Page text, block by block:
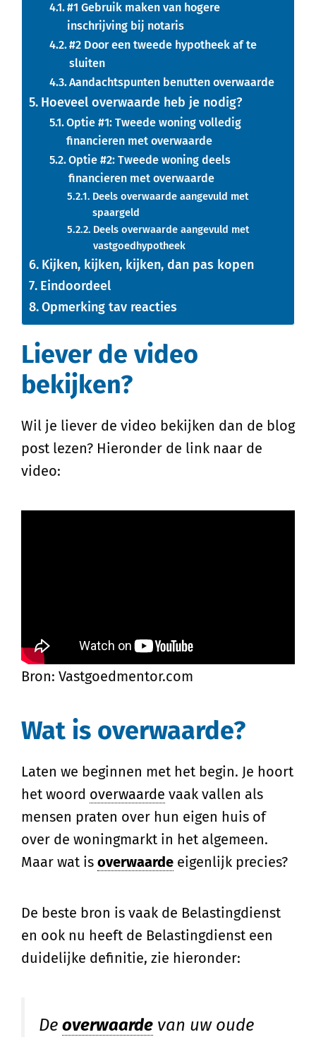
#1 Gebruik maken van hogere
inschrijving bij notaris
#2 Door een tweede hypotheek af te
sluiten
Aandachtspunten benutten overwaarde
Hoeveel overwaarde heb je nodig?
Optie #1: Tweede woning volledig
financieren met overwaarde
Optie #2: Tweede woning deels
financieren met overwaarde
Deels overwaarde aangevuld met
spaargeld
Deels overwaarde aangevuld met
vastgoedhypotheek
Kijken, kijken, kijken, dan pas kopen
Eindoordeel
Opmerking tav reacties
Liever de video
bekijken?
Wil je liever de video bekijken dan de blog
post lezen? Hieronder de link naar de
video:
Bron: Vastgoedmentor.com
Wat is overwaarde?
Laten we beginnen met het begin. Je hoort
het woord overwaarde vaak vallen als
mensen praten over hun eigen huis of
over de woningmarkt in het algemeen.
Maar wat is overwaarde eigenlijk precies?
De beste bron is vaak de Belastingdienst
en ook nu heeft de Belastingdienst een
duidelijke definitie, zie hieronder:
De overwaarde van uw oude